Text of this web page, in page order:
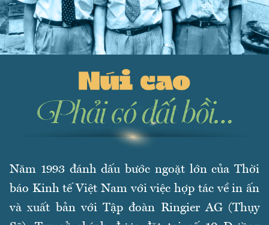
Năm 1993 đánh dấu bước ngoặt lớn của Thời
báo Kinh tế Việt Nam với việc hợp tác về in ấn
và xuất bản với Tập đoàn Ringier AG (Thụy